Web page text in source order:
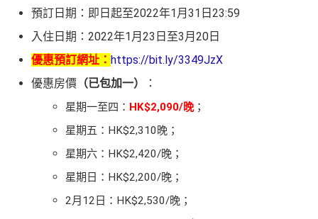
預訂日期：即日起至2022年1月31日23:59
入住日期：2022年1月23日至3月20日
優惠預訂網址： https://bit.ly/3349JzX
優惠房價 （已包加一） ：
星期一至四： HK$2,090/晚；
星期五：HK$2,310晚；
星期六：HK$2,420/晚；
星期日：HK$2,200/晚；
2月12日：HK$2,530/晚；